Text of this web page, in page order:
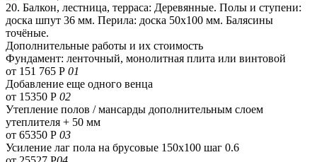
20. Балкон, лестница, терраса: Деревянные. Полы и ступени:
доска шпут 36 мм. Перила: доска 50х100 мм. Балясины
точёные.
Дополнительные работы и их стоимость
Фундамент: ленточный, монолитная плита или винтовой
от 151 765 Р 01
Добавление еще одного венца
от 15350 Р 02
Утепление полов / мансарды дополнительным слоем
утеплителя + 50 мм
от 65350 Р 03
Усиление лаг пола на брусовые 150х100 шаг 0.6